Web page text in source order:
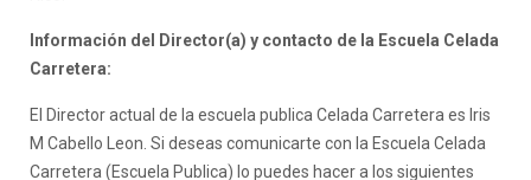
Información del Director(a) y contacto de la Escuela Celada
Carretera:
El Director actual de la escuela publica Celada Carretera es Iris
M Cabello Leon. Si deseas comunicarte con la Escuela Celada
Carretera (Escuela Publica) lo puedes hacer a los siguientes